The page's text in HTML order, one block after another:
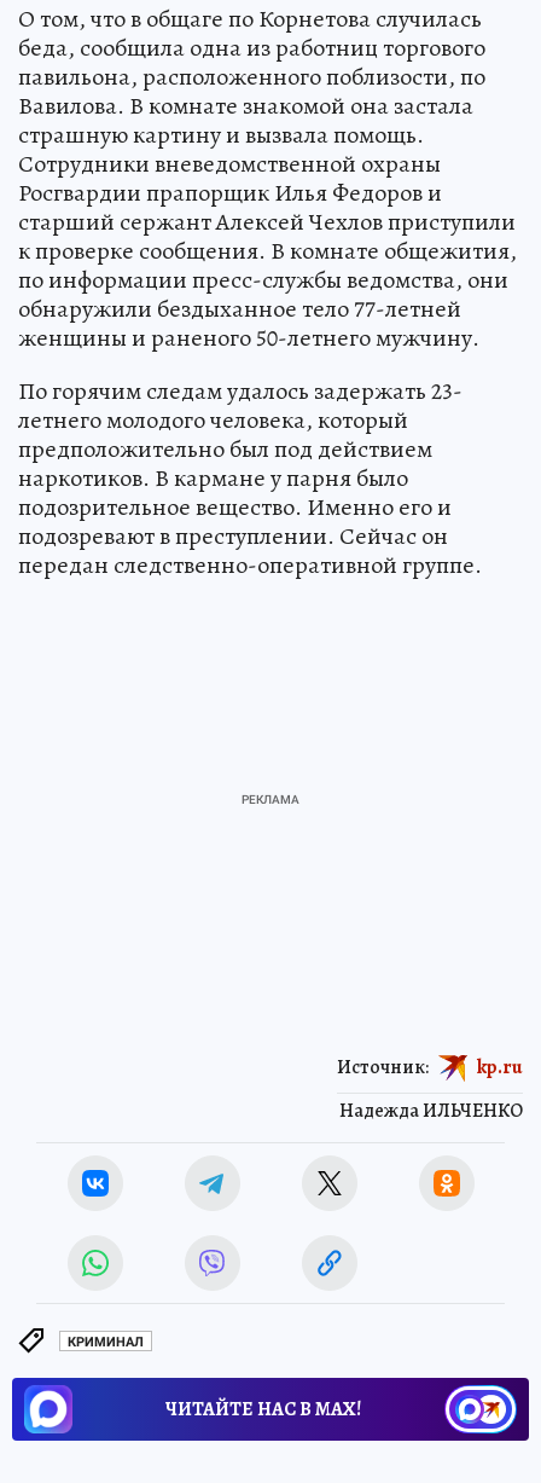
О том, что в общаге по Корнетова случилась
беда, сообщила одна из работниц торгового
павильона, расположенного поблизости, по
Вавилова. В комнате знакомой она застала
страшную картину и вызвала помощь.
Сотрудники вневедомственной охраны
Росгвардии прапорщик Илья Федоров и
старший сержант Алексей Чехлов приступили
к проверке сообщения. В комнате общежития,
по информации пресс-службы ведомства, они
обнаружили бездыханное тело 77-летней
женщины и раненого 50-летнего мужчину.
По горячим следам удалось задержать 23-
летнего молодого человека, который
предположительно был под действием
наркотиков. В кармане у парня было
подозрительное вещество. Именно его и
подозревают в преступлении. Сейчас он
передан следственно-оперативной группе.
Надежда ИЛЬЧЕНКО
Источник: kp.ru
КРИМИНАЛ
ЧИТАЙТЕ НАС В МАХ!